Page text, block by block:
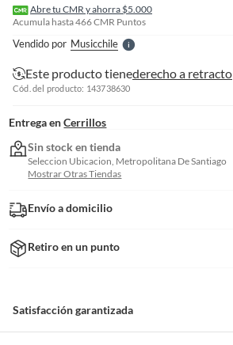
Abre tu CMR y ahorra $5.000
Acumula hasta466CMR Puntos
Vendido por MusicchileS
l
l
Este producto tienederecho a retracto
Cód. del producto: 143738630
Entrega en Cerrillos
Sin stock en tienda
Seleccion Ubicacion, Metropolitana De Santiago
Mostrar Otras Tiendas
Envío a domicilio
Retiro en un punto
Satisfacción garantizada